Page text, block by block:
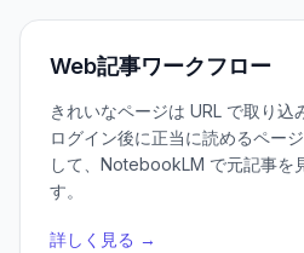
Web記事ワークフロー
きれいなページは URL で取り込
ログイン後に正当に読めるペー
して、NotebookLM で元記事を
す。
詳しく見る →